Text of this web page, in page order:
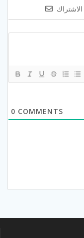
الاشتراك
0 COMMENTS